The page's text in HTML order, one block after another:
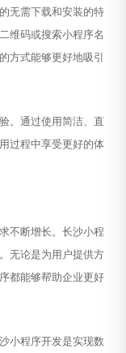
无需下载和安装的特
维码或搜索小程序名
方式能够更好地吸引
。通过使用简洁、直
过程中享受更好的体
不断增长。长沙小程
无论是为用户提供方
都能够帮助企业更好
小程序开发是实现数